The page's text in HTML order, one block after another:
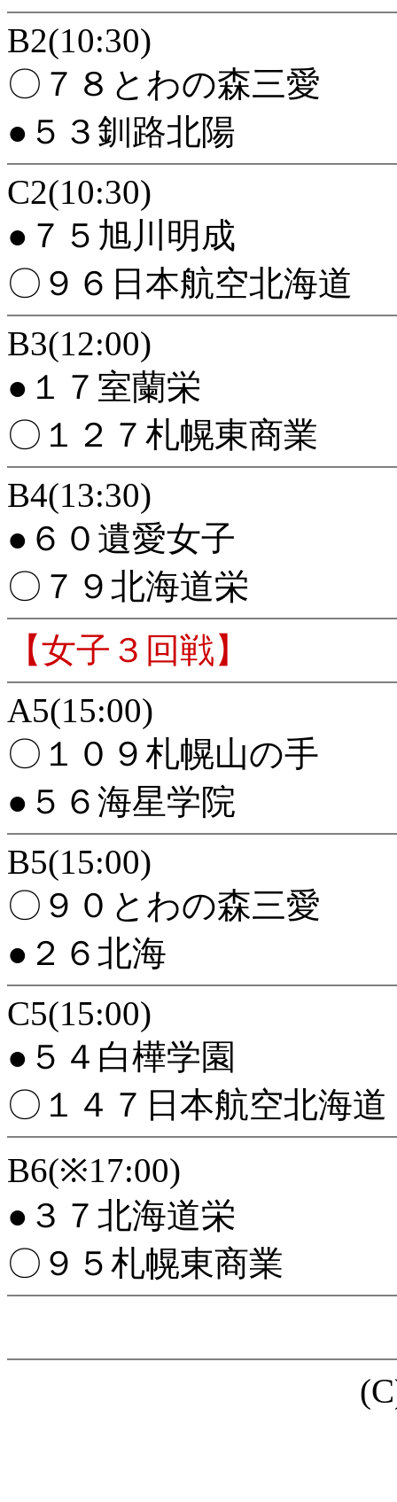
B2(10:30)
〇７８とわの森三愛
●５３釧路北陽
C2(10:30)
●７５旭川明成
〇９６日本航空北海道
B3(12:00)
●１７室蘭栄
〇１２７札幌東商業
B4(13:30)
●６０遺愛女子
〇７９北海道栄
【女子３回戦】
A5(15:00)
〇１０９札幌山の手
●５６海星学院
B5(15:00)
〇９０とわの森三愛
●２６北海
C5(15:00)
●５４白樺学園
〇１４７日本航空北海道
B6(※17:00)
●３７北海道栄
〇９５札幌東商業